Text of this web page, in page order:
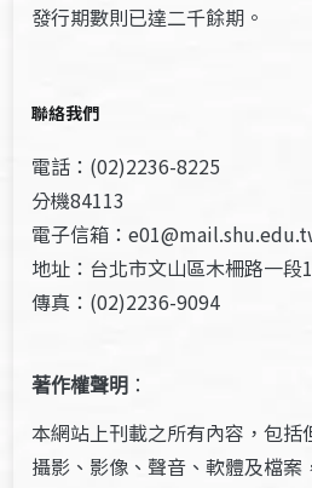
發行期數則已達二千餘期。
聯絡我們
電話：(02)2236-8225
分機84113
電子信箱：
地址：台北市文山區木柵路一段
傳真：(02)2236-9094
著作權聲明 ：
本網站上刊載之所有內容，包括
攝影、影像、聲音、軟體及檔案